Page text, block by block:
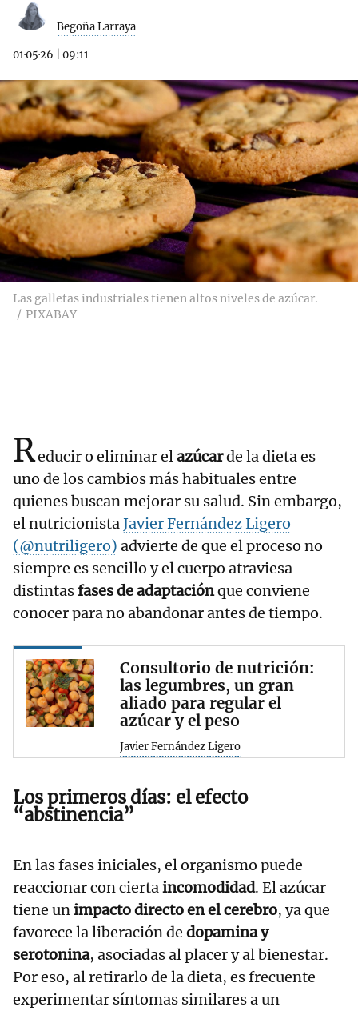
Begoña Larraya
01·05·26 09:11
Las galletas industriales tienen altos niveles de azúcar.
PIXABAY
Reducir o eliminar elazúcarde la dieta es
uno de los cambios más habituales entre
quienes buscan mejorar su salud. Sin embargo,
el nutricionistaJavier Fernández Ligero
(@nutriligero) advierte de que el proceso no
siempre es sencillo y el cuerpo atraviesa
distintasfases de adaptaciónque conviene
conocer para no abandonar antes de tiempo.
Consultorio de nutrición:
las legumbres, un gran
aliado para regular el
azúcar y el peso
Javier Fernández Ligero
Los primeros días: el efecto
“abstinencia”
En las fases iniciales, el organismo puede
reaccionar con ciertaincomodidad. El azúcar
tiene unimpacto directo en el cerebro, ya que
favorece la liberación de dopamina y
serotonina, asociadas al placer y al bienestar.
Por eso, al retirarlo de la dieta, es frecuente
experimentar síntomas similares a un